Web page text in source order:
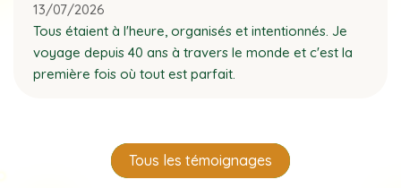
13/07/2026
Tous étaient à l'heure, organisés et intentionnés. Je
voyage depuis 40 ans à travers le monde et c'est la
première fois où tout est parfait.
Tous les témoignages